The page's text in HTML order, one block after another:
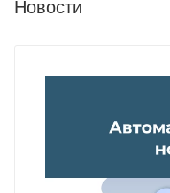
Новости